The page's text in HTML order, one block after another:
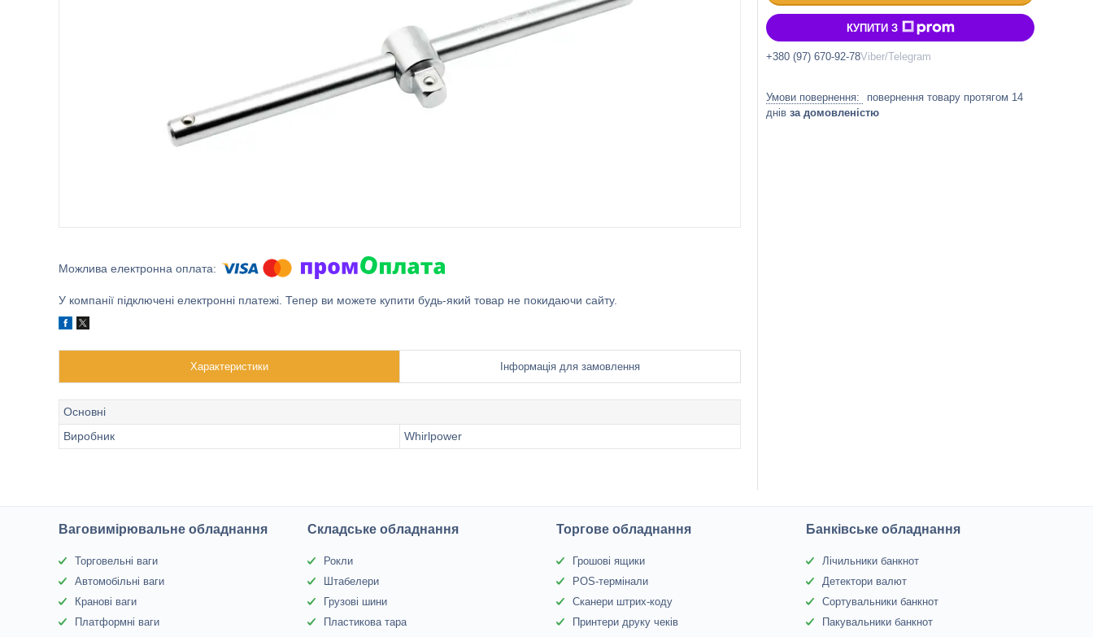
У компанії підключені електронні платежі. Тепер ви можете купити будь-який товар не покидаючи сайту.
Характеристики Інформація для замовлення
Основні
Виробник
Whirlpower
КУПИТИ З
+380 (97) 670-92-78Viber/Telegram
повернення товару протягом 14
днів за домовленістю
Ваговимірювальне обладнання
Торговельні ваги
Автомобільні ваги
Кранові ваги
Платформні ваги
Складське обладнання
Рокли
Штабелери
Грузові шини
Пластикова тара
Торгове обладнання
Грошові ящики
POS-термінали
Сканери штрих-коду
Принтери друку чеків
Банківське обладнання
Лічильники банкнот
Детектори валют
Сортувальники банкнот
Пакувальники банкнот